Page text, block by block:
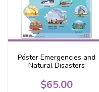
Póster Emergencies and
Natural Disasters
$65.00